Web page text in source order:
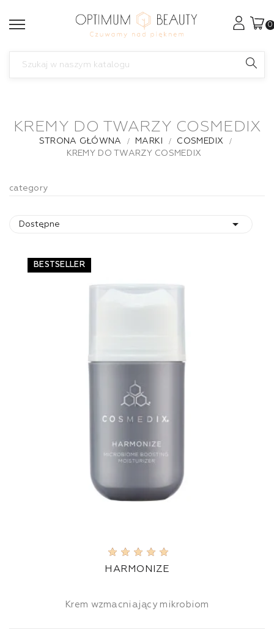
0
KREMY DO TWARZY COSMEDIX
STRONA GŁÓWNA MARKI
COSMEDIX
KREMY DO TWARZY COSMEDIX
category
Dostępne 
BESTSELLER
HARMONIZE
Krem wzmacniający mikrobiom